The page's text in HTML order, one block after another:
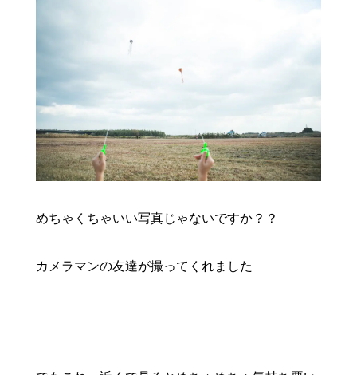
めちゃくちゃいい写真じゃないですか？？
カメラマンの友達が撮ってくれました